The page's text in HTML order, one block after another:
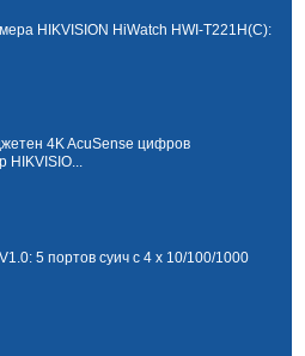
HIKVISION HiWatch HWI-T221H(C):
4K AcuSense цифров
HIKVISIO...
5 портов суич с 4 x 10/100/1000